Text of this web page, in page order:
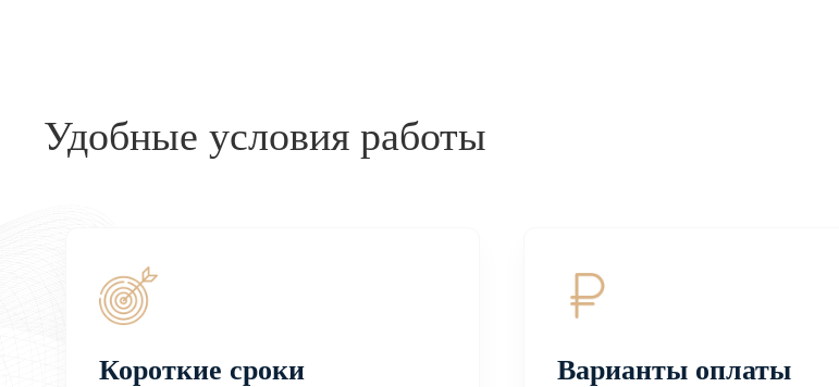
Удобные условия работы
Короткие сроки Варианты оплаты